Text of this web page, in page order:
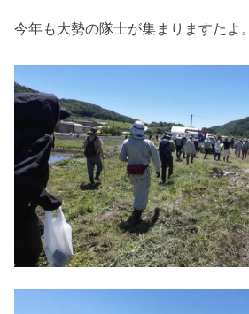
今年も大勢の隊士が集まりますたよ。